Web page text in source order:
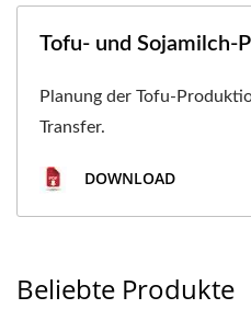
Tofu- und Sojamilch-
Planung der Tofu-
Transfer.
DOWNLOAD
Beliebte Produkte